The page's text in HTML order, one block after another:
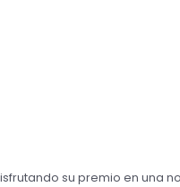
su premio en una